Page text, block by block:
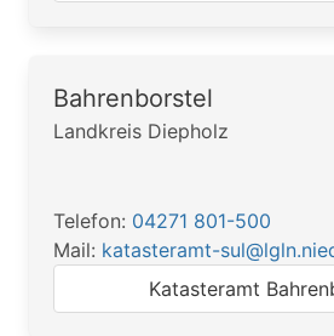
Bahrenborstel
Landkreis Diepholz
Telefon: 04271 801-500
Mail: katasteramt-
Katasteramt